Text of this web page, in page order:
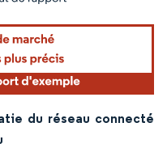
du réseau connecté